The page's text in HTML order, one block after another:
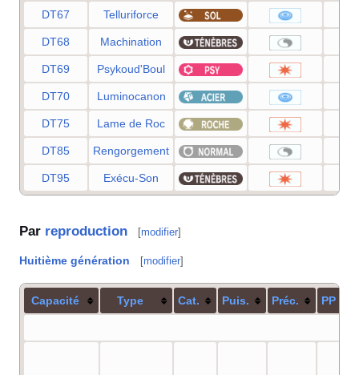
DT67 Telluriforce
DT68 Machination
DT69 Psykoud'Boul
DT70 Luminocanon
DT75 Lame de Roc
DT85 Rengorgement
DT95 Exécu-Son
Par reproduction [modifier]
Huitième génération [modifier]
Capacité Type Cat. Puis. Préc. PP